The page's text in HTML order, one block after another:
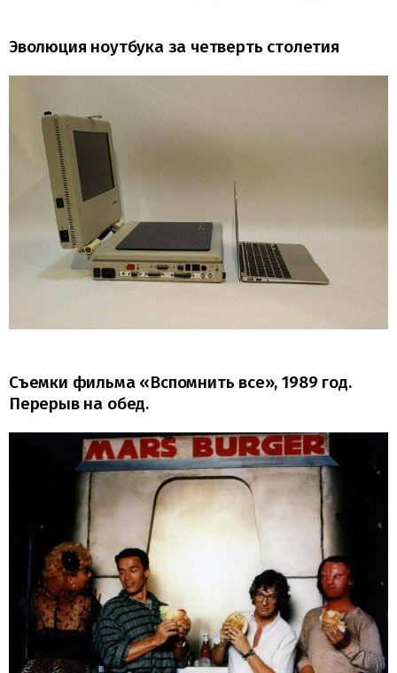
Эволюция ноутбука за четверть столетия
Съемки фильма «Вспомнить все», 1989 год.
Перерыв на обед.